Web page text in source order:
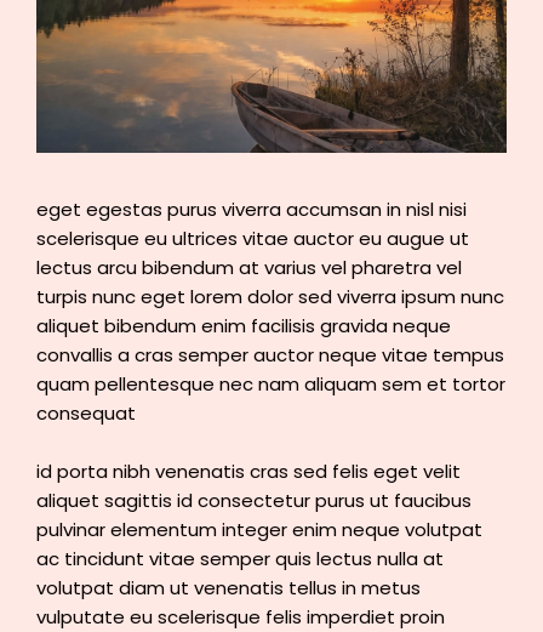
eget egestas purus viverra accumsan in nisl nisi
scelerisque eu ultrices vitae auctor eu augue ut
lectus arcu bibendum at varius vel pharetra vel
turpis nunc eget lorem dolor sed viverra ipsum nunc
aliquet bibendum enim facilisis gravida neque
convallis a cras semper auctor neque vitae tempus
quam pellentesque nec nam aliquam sem et tortor
consequat
id porta nibh venenatis cras sed felis eget velit
aliquet sagittis id consectetur purus ut faucibus
pulvinar elementum integer enim neque volutpat
ac tincidunt vitae semper quis lectus nulla at
volutpat diam ut venenatis tellus in metus
vulputate eu scelerisque felis imperdiet proin